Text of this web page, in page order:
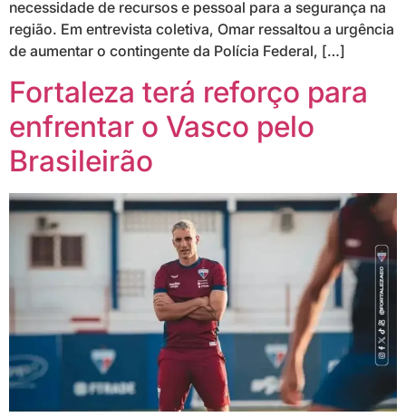
necessidade de recursos e pessoal para a segurança na
região. Em entrevista coletiva, Omar ressaltou a urgência
de aumentar o contingente da Polícia Federal, […]
Fortaleza terá reforço para
enfrentar o Vasco pelo
Brasileirão